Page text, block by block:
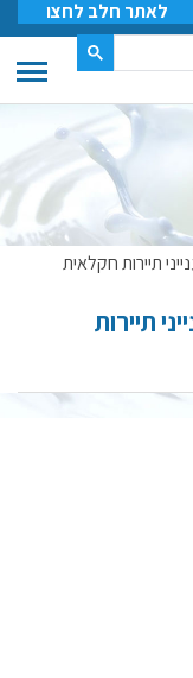
לאתר חלב לחצו
תיירות חקלאית
תיירות